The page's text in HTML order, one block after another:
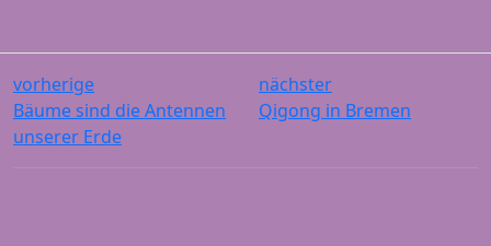
vorherige
Bäume sind die Antennen
unserer Erde
nächster
Qigong in Bremen